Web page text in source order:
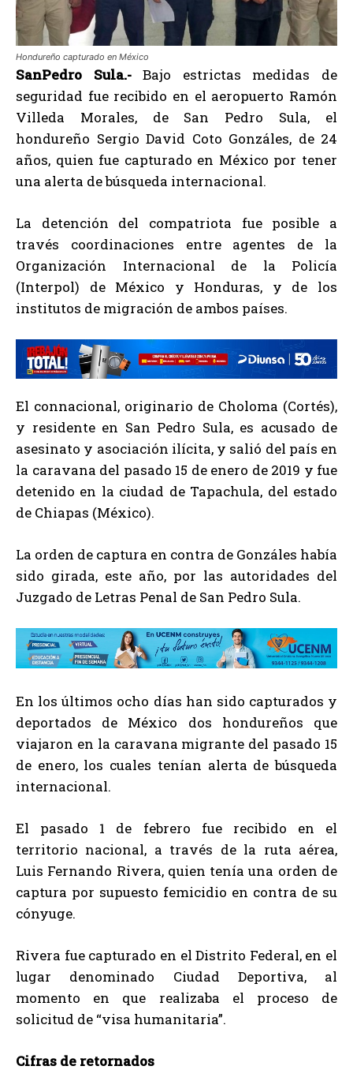
Hondureño capturado en México
SanPedro Sula.-Bajo estrictas medidas de
seguridad fue recibido en el aeropuerto Ramón
Villeda Morales, de San Pedro Sula, el
hondureño Sergio David Coto Gonzáles, de 24
años, quien fue capturado en México por tener
una alerta de búsqueda internacional.
La detención del compatriota fue posible a
través coordinaciones entre agentes de la
Organización Internacional de la Policía
(Interpol) de México y Honduras, y de los
institutos de migración de ambos países.
El connacional, originario de Choloma (Cortés),
y residente en San Pedro Sula, es acusado de
asesinato y asociación ilícita, y salió del país en
la caravana del pasado 15 de enero de 2019 y fue
detenido en la ciudad de Tapachula, del estado
de Chiapas (México).
La orden de captura en contra de Gonzáles había
sido girada, este año, por las autoridades del
Juzgado de Letras Penal de San Pedro Sula.
En los últimos ocho días han sido capturados y
deportados de México dos hondureños que
viajaron en la caravana migrante del pasado 15
de enero, los cuales tenían alerta de búsqueda
internacional.
El pasado 1 de febrero fue recibido en el
territorio nacional, a través de la ruta aérea,
Luis Fernando Rivera, quien tenía una orden de
captura por supuesto femicidio en contra de su
cónyuge.
Rivera fue capturado en el Distrito Federal, en el
lugar denominado Ciudad Deportiva, al
momento en que realizaba el proceso de
solicitud de “visa humanitaria”.
Cifras de retornados